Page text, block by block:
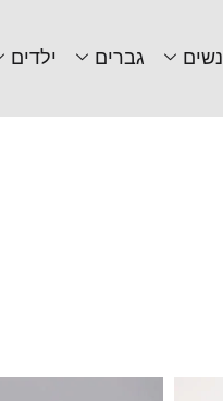
נשים גברים ילדים